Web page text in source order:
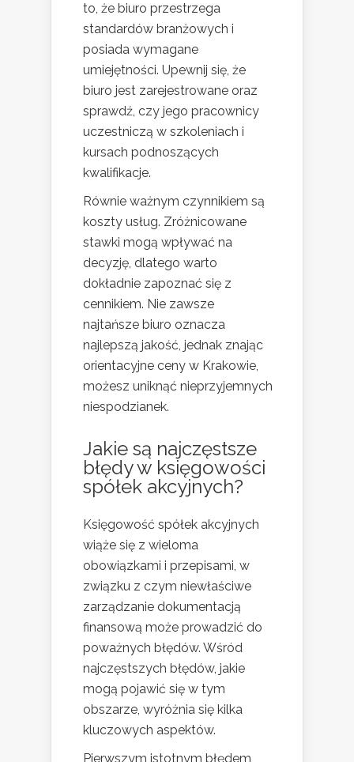
to, że biuro przestrzega
standardów branżowych i
posiada wymagane
umiejętności. Upewnij się, że
biuro jest zarejestrowane oraz
sprawdź, czy jego pracownicy
uczestniczą w szkoleniach i
kursach podnoszących
kwalifikacje.
Równie ważnym czynnikiem są
koszty usług. Zróżnicowane
stawki mogą wpływać na
decyzję, dlatego warto
dokładnie zapoznać się z
cennikiem. Nie zawsze
najtańsze biuro oznacza
najlepszą jakość, jednak znając
orientacyjne ceny w Krakowie,
możesz uniknąć nieprzyjemnych
niespodzianek.
Jakie są najczęstsze
błędy w księgowości
spółek akcyjnych?
Księgowość spółek akcyjnych
wiąże się z wieloma
obowiązkami i przepisami, w
związku z czym niewłaściwe
zarządzanie dokumentacją
finansową może prowadzić do
poważnych błędów. Wśród
najczęstszych błędów, jakie
mogą pojawić się w tym
obszarze, wyróżnia się kilka
kluczowych aspektów.
Pierwszym istotnym błędem